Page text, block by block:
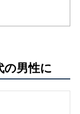
の男性に